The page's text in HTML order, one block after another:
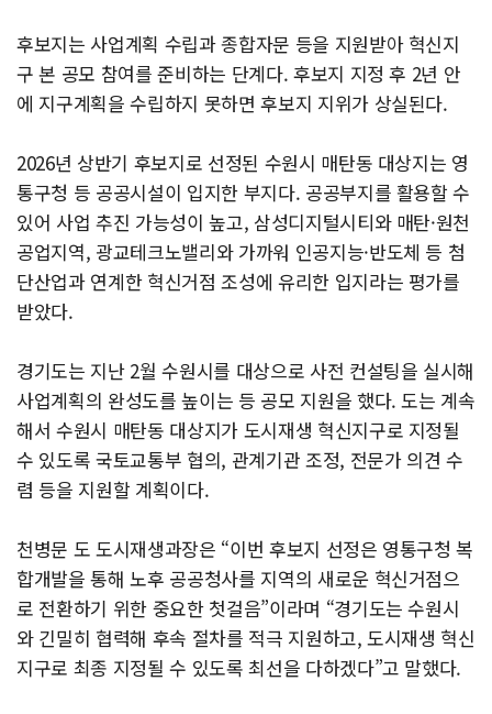
후보지는 사업계획 수립과 종합자문 등을 지원받아 혁신지
구 본 공모 참여를 준비하는 단계다. 후보지 지정 후 2년 안
에 지구계획을 수립하지 못하면 후보지 지위가 상실된다.
2026년 상반기 후보지로 선정된 수원시 매탄동 대상지는 영
통구청 등 공공시설이 입지한 부지다. 공공부지를 활용할 수
있어 사업 추진 가능성이 높고, 삼성디지털시티와 매탄·원천
공업지역, 광교테크노밸리와 가까워 인공지능·반도체 등 첨
단산업과 연계한 혁신거점 조성에 유리한 입지라는 평가를
받았다.
경기도는 지난 2월 수원시를 대상으로 사전 컨설팅을 실시해
사업계획의 완성도를 높이는 등 공모 지원을 했다. 도는 계속
해서 수원시 매탄동 대상지가 도시재생 혁신지구로 지정될
수 있도록 국토교통부 협의, 관계기관 조정, 전문가 의견 수
렴 등을 지원할 계획이다.
천병문 도 도시재생과장은 “이번 후보지 선정은 영통구청 복
합개발을 통해 노후 공공청사를 지역의 새로운 혁신거점으
로 전환하기 위한 중요한 첫걸음”이라며 “경기도는 수원시
와 긴밀히 협력해 후속 절차를 적극 지원하고, 도시재생 혁신
지구로 최종 지정될 수 있도록 최선을 다하겠다”고 말했다.